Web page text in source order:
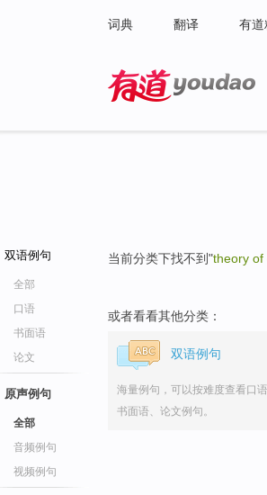
词典 翻译 有道
双语例句
全部
口语
书面语
论文
原声例句
全部
音频例句
视频例句
当前分类下找不到"theory of
或者看看其他分类：
双语例句
海量例句，可以按难度查看口语
书面语、论文例句。